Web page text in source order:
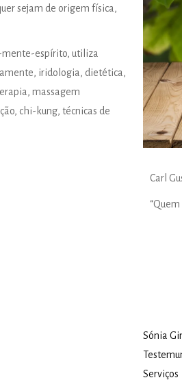
sejam de origem física,
mente-espírito, utiliza
iridologia, dietética,
massagem
chi-kung, técnicas de
Carl
Sónia
Serviços